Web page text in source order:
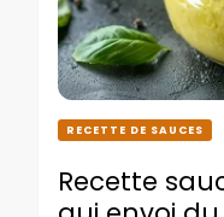
RECETTE DE SAUCES
Recette